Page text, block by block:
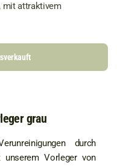
mit attraktivem
grau
durch
unserem Vorleger von